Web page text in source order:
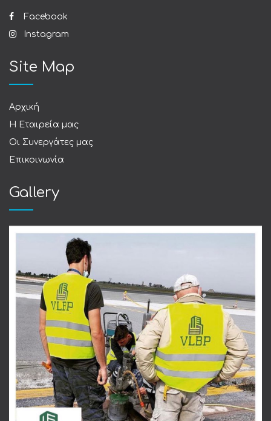
Facebook
Instagram
Site Map
Αρχική
Η Εταιρεία μας
Οι Συνεργάτες μας
Επικοινωνία
Gallery